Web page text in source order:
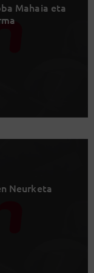
Mahaia eta
Neurketa